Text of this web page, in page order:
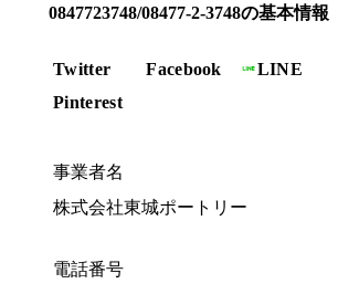
0847723748/08477-2-3748の基本情報
Twitter Facebook LINE
Pinterest
事業者名
株式会社東城ポートリー
電話番号